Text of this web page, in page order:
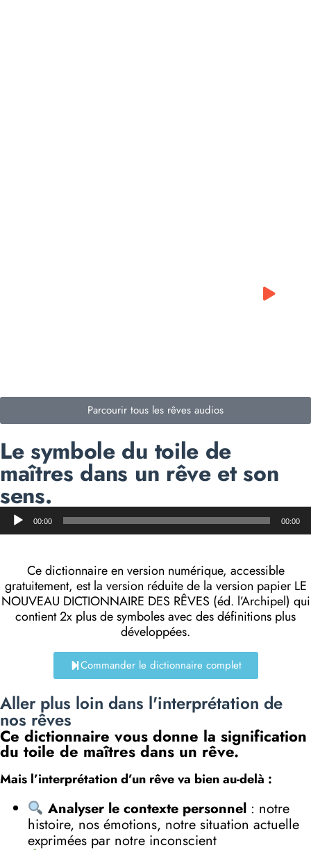
Parcourir tous les rêves audios
Le symbole du toile de
maîtres dans un rêve et son
sens.
Lecteur
audio00:00 00:00
Ce dictionnaire en version numérique, accessible
gratuitement, est la version réduite de la version papier LE
NOUVEAU DICTIONNAIRE DES RÊVES (éd. l’Archipel) qui
contient 2x plus de symboles avec des définitions plus
développées.
Commander le dictionnaire complet
Aller plus loin dans l'interprétation de
nos rêves
Ce dictionnaire vous donne la signification
du toile de maîtres dans un rêve.
Mais l’interprétation d’un rêve va bien au-delà :
Analyser le contexte personnel: notre
histoire, nos émotions, notre situation actuelle
exprimées par notre inconscient